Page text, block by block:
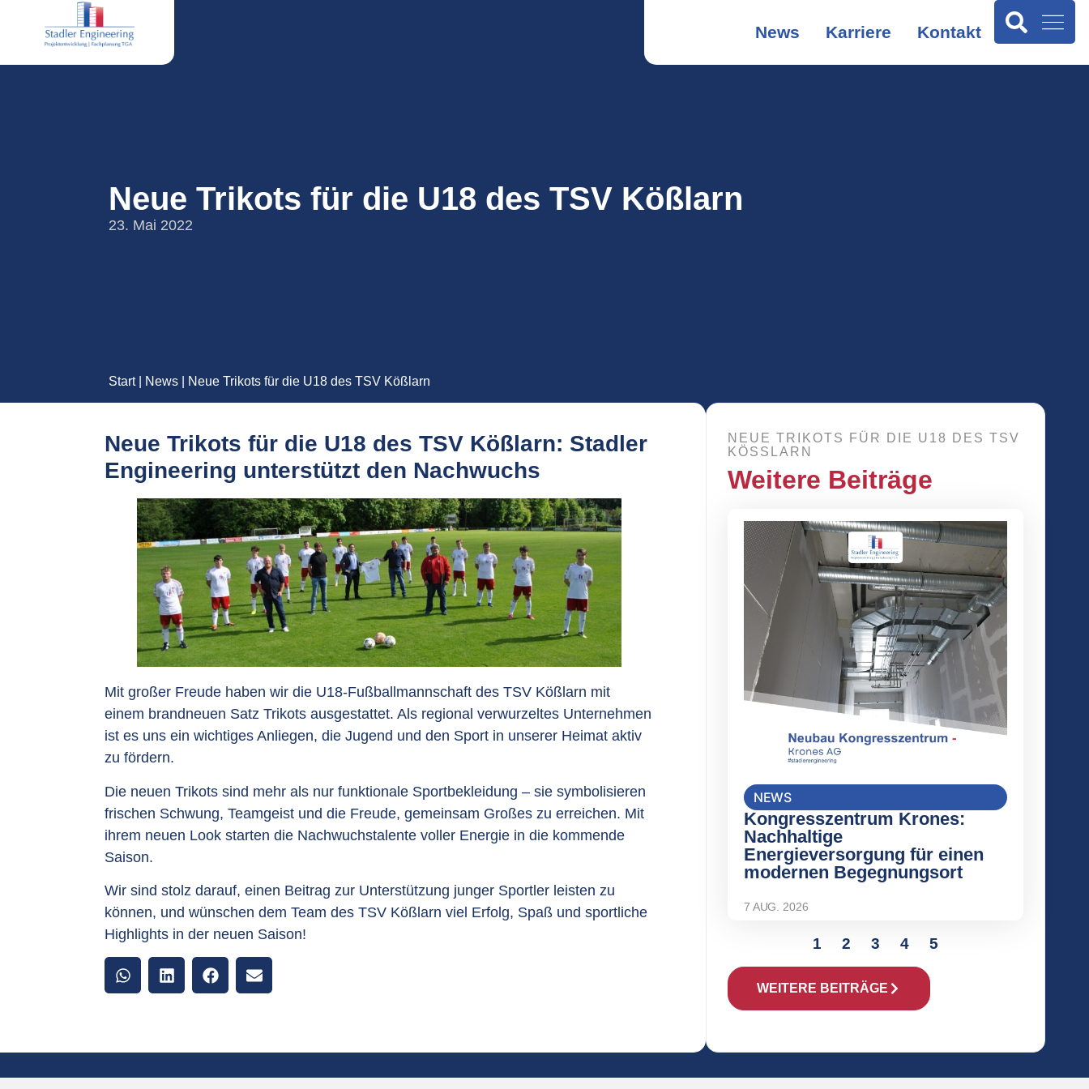
News Karriere Kontakt
Neue Trikots für die U18 des TSV Kößlarn
23. Mai 2022
Start| News Neue Trikots für die U18 des TSV Kößlarn
Neue Trikots für die U18 des TSV Kößlarn: Stadler
Engineering unterstützt den Nachwuchs
Mit großer Freude haben wir die U18-Fußballmannschaft desTSV Kößlarn mit
einem brandneuen Satz Trikots ausgestattet. Als regional verwurzeltes Unternehmen
ist es uns ein wichtiges Anliegen, die Jugend und den Sport in unserer Heimat aktiv
zu fördern.
Die neuen Trikots sind mehr als nur funktionale Sportbekleidung – sie symbolisieren
frischen Schwung, Teamgeist und die Freude, gemeinsam Großes zu erreichen. Mit
ihrem neuen Look starten die Nachwuchstalente voller Energie in die kommende
Saison.
Wir sind stolz darauf, einen Beitrag zur Unterstützung junger Sportler leisten zu
können, und wünschen dem Team des TSV Kößlarn viel Erfolg, Spaß und sportliche
Highlights in der neuen Saison!
NEUE TRIKOTS FÜR DIE U18 DES TSV
KÖSSLARN
Weitere Beiträge
NEWS
Kongresszentrum Krones:
Nachhaltige
Energieversorgung für einen
modernen Begegnungsort
7 AUG. 2026
1 2 3 4 5
WEITERE BEITRÄGE